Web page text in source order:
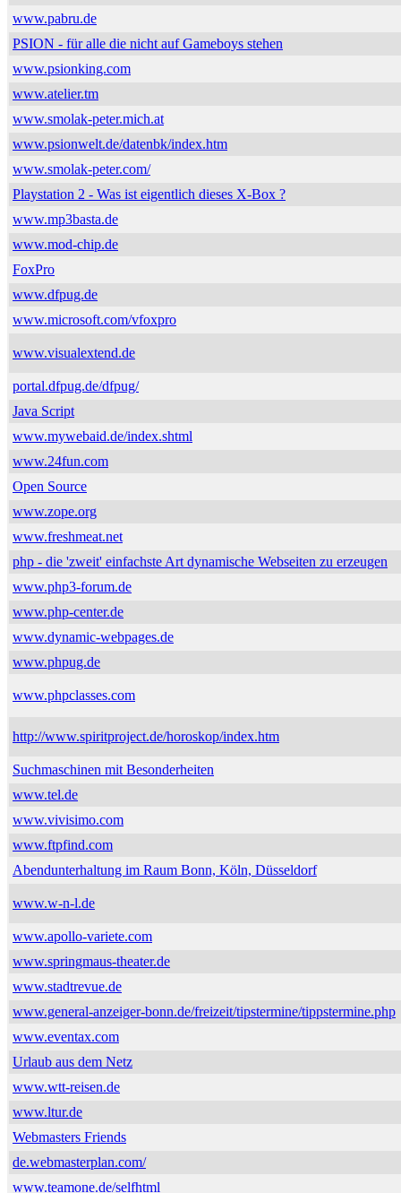
www.pabru.de
PSION - für alle die nicht auf Gameboys stehen
www.psionking.com
www.atelier.tm
www.smolak-peter.mich.at
www.psionwelt.de/datenbk/index.htm
www.smolak-peter.com/
Playstation 2 - Was ist eigentlich dieses X-Box ?
www.mp3basta.de
www.mod-chip.de
FoxPro
www.dfpug.de
www.microsoft.com/vfoxpro
www.visualextend.de
portal.dfpug.de/dfpug/
Java Script
www.mywebaid.de/index.shtml
www.24fun.com
Open Source
www.zope.org
www.freshmeat.net
php - die 'zweit' einfachste Art dynamische Webseiten zu erzeugen
www.php3-forum.de
www.php-center.de
www.dynamic-webpages.de
www.phpug.de
www.phpclasses.com
http://www.spiritproject.de/horoskop/index.htm
Suchmaschinen mit Besonderheiten
www.tel.de
www.vivisimo.com
www.ftpfind.com
Abendunterhaltung im Raum Bonn, Köln, Düsseldorf
www.w-n-l.de
www.apollo-variete.com
www.springmaus-theater.de
www.stadtrevue.de
www.general-anzeiger-bonn.de/freizeit/tipstermine/tippstermine.php
www.eventax.com
Urlaub aus dem Netz
www.wtt-reisen.de
www.ltur.de
Webmasters Friends
de.webmasterplan.com/
www.teamone.de/selfhtml